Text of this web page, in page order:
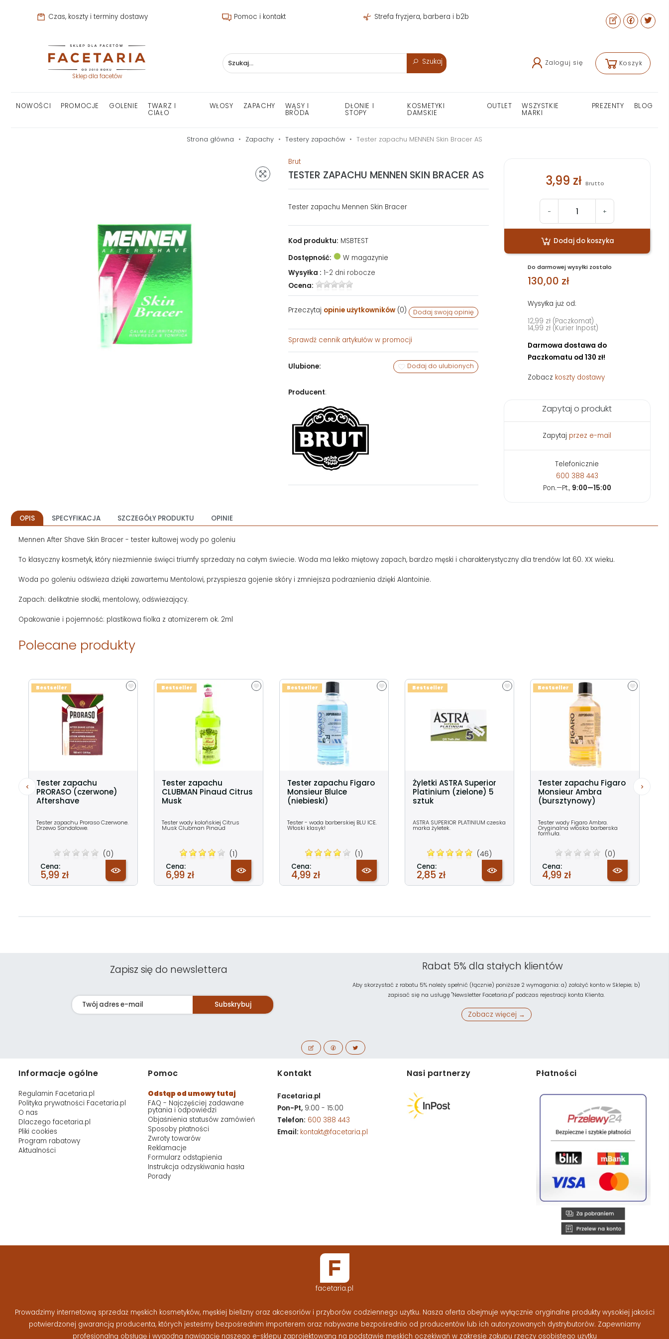
Czas, koszty i terminy dostawy Pomoc i kontakt Strefa fryzjera, barbera i b2b
Sklep dla facetów
Szukaj Zaloguj się Koszyk
NOWOŚCI PROMOCJE GOLENIE TWARZ I
CIAŁO
WŁOSY ZAPACHY WĄSY I
BRODA
DŁONIE I
STOPY
KOSMETYKI
DAMSKIE
OUTLET WSZYSTKIE
MARKI
PREZENTY BLOG
Strona główna Zapachy Testery zapachów Tester zapachu MENNEN Skin Bracer AS
Brut
TESTER ZAPACHU MENNEN SKIN BRACER AS
Tester zapachu Mennen Skin Bracer
Kod produktu: MSBTEST
Dostępność:
W magazynie
Wysyłka : 1-2 dni robocze
Ocena:
Przeczytaj opinie użytkowników(0) Dodaj swoją opinię
Sprawdź cennik artykułów w promocji
Ulubione: Dodaj do ulubionych
Producent:
3,99 zł Brutto
- +
Dodaj do koszyka
Do darmowej wysyłki zostało
130,00 zł
Wysyłka już od:
12,99 zł (Paczkomat)
14,99 zł (Kurier Inpost)
Darmowa dostawa do
Paczkomatu od 130 zł!
Zobacz koszty dostawy
Zapytaj o produkt
Zapytaj przez e-mail
Telefonicznie
600 388 443
Pon.—Pt., 9:00—15:00
OPIS SPECYFIKACJA SZCZEGÓŁY PRODUKTU OPINIE
Mennen After Shave Skin Bracer - tester kultowej wody po goleniu
To klasyczny kosmetyk, który niezmiennie święci triumfy sprzedaży na całym świecie. Woda ma lekko miętowy zapach, bardzo męski i charakterystyczny dla trendów lat 60. XX wieku.
Woda po goleniu odświeża dzięki zawartemu Mentolowi, przyspiesza gojenie skóry i zmniejsza podrażnienia dzięki Alantoinie.
Zapach: delikatnie słodki, mentolowy, odświeżający.
Opakowanie i pojemność: plastikowa fiolka z atomizerem ok. 2ml
Polecane produkty
Tester zapachu
PRORASO (czerwone)
Aftershave
Tester zapachu Proraso Czerwone.
Drzewo Sandałowe.
(0)
Cena:
5,99 zł
Bestseller
Tester zapachu
CLUBMAN Pinaud Citrus
Musk
Tester wody kolońskiej Citrus
Musk Clubman Pinaud
(1)
Cena:
6,99 zł
Bestseller
Tester zapachu Figaro
Monsieur BluIce
(niebieski)
Tester - woda barberskiej BLU ICE.
Włoski klasyk!
(1)
Cena:
4,99 zł
Bestseller
Żyletki ASTRA Superior
Platinium (zielone) 5
sztuk
ASTRA SUPERIOR PLATINIUM czeska
marka żyletek.
(46)
Cena:
2,85 zł
Bestseller
Tester zapachu Figaro
Monsieur Ambra
(bursztynowy)
Tester wody Figaro Ambra.
Oryginalna włoska barberska
formuła.
(0)
Cena:
4,99 zł
Bestseller
Zapisz się do newslettera
Subskrybuj
Rabat 5% dla stałych klientów
Aby skorzystać z rabatu 5% należy spełnić (łącznie) poniższe 2 wymagania: a) założyć konto w Sklepie; b)
zapisać się na usługę "Newsletter Facetaria.pl" podczas rejestracji konta Klienta.
Zobacz więcej →
Informacje ogólne
Regulamin Facetaria.pl
Polityka prywatności Facetaria.pl
O nas
Dlaczego facetaria.pl
Pliki cookies
Program rabatowy
Aktualności
Pomoc
Odstąp od umowy tutaj
FAQ - Najczęściej zadawane
pytania i odpowiedzi
Objaśnienia statusów zamówień
Sposoby płatności
Zwroty towarów
Reklamacje
Formularz odstąpienia
Instrukcja odzyskiwania hasła
Porady
Kontakt
Facetaria.pl
Pon-Pt, 9:00 - 15:00
Telefon: 600 388 443
Email: kontakt@facetaria.pl
Nasi partnerzy Płatności
facetaria.pl
Prowadzimy internetową sprzedaż męskich kosmetyków, męskiej bielizny oraz akcesoriów i przyborów codziennego użytku. Nasza oferta obejmuje wyłącznie oryginalne produkty wysokiej jakości
potwierdzonej gwarancją producenta, których jesteśmy bezpośrednim importerem oraz nabywane bezpośrednio od producentów lub ich autoryzowanych dystrybutorów. Zapewniamy
profesjonalną obsługę i wygodną nawigację naszego e-sklepu zaprojektowaną na podstawie męskich oczekiwań w zakresie zakupu rzeczy osobistego użytku